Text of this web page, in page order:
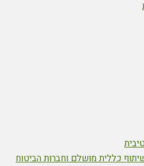
כללית מושלם וחברות הביטוח